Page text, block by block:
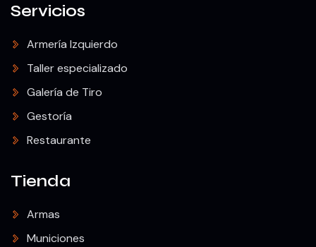
Servicios
Armería Izquierdo
Taller especializado
Galería de Tiro
Gestoría
Restaurante
Tienda
Armas
Municiones